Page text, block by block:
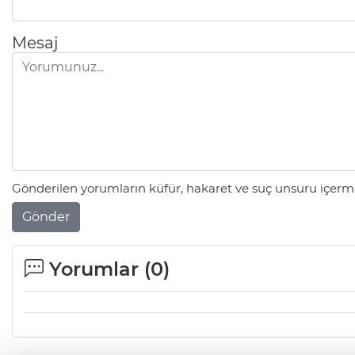
Mesaj
Gönderilen yorumların küfür, hakaret ve suç unsuru
Gönder
Yorumlar (0)